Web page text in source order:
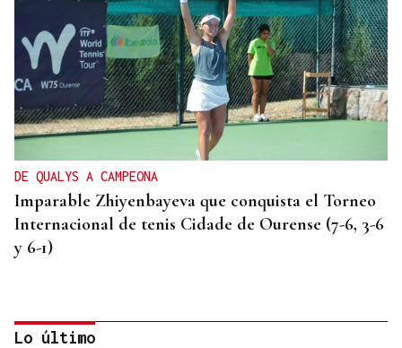
DE QUALYS A CAMPEONA
Imparable Zhiyenbayeva que conquista el Torneo
Internacional de tenis Cidade de Ourense (7-6, 3-6
y 6-1)
Lo último